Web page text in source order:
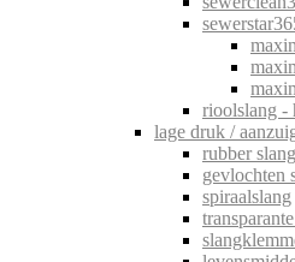
rioolslang -
lage druk /
rubber slang
gevlochten
spiraalslang